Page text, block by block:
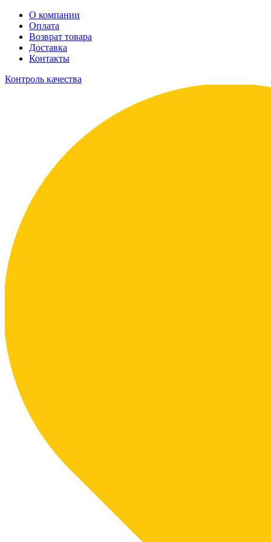
О компании
Оплата
Возврат товара
Доставка
Контакты
Контроль качества